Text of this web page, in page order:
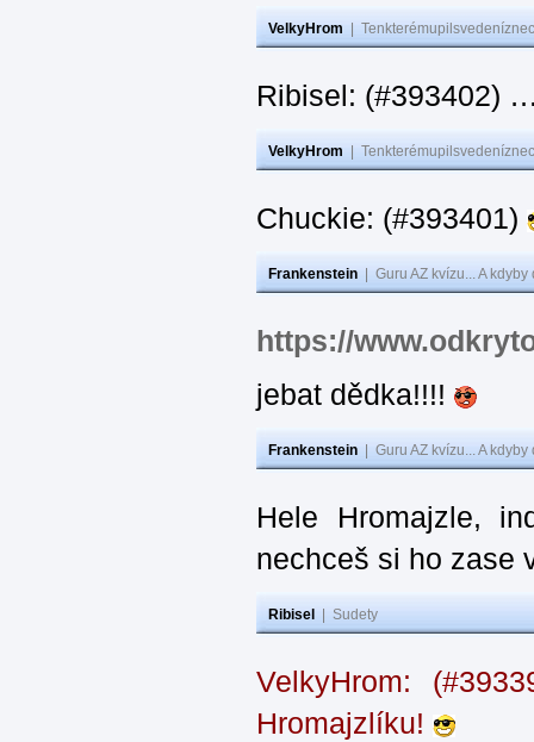
VelkyHrom
Ribisel: (#393402)
VelkyHrom
Chuckie: (#393401)
Frankenstein Guru AZ kvízu... A
https://
jebat dědka!!!!
Frankenstein Guru AZ kvízu... A
Hele Hromajzle,
nechceš si ho zase
Ribisel Sudety
VelkyHrom:
Hromajzlíku!